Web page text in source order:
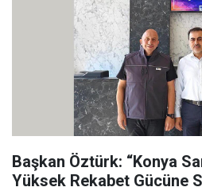
Başkan Öztürk: “Konya
Yüksek Rekabet Gücüne